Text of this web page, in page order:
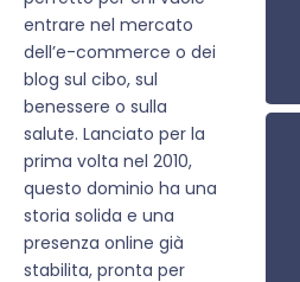
entrare nel mercato
dell’e-commerce o dei
blog sul cibo, sul
benessere o sulla
salute. Lanciato per la
prima volta nel 2010,
questo dominio ha una
storia solida e una
presenza online già
stabilita, pronta per